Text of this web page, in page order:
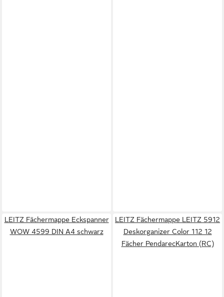
LEITZ Fächermappe Eckspanner
WOW 4599 DIN A4 schwarz
LEITZ Fächermappe LEITZ 5912
Deskorganizer Color 112 12
Fächer PendarecKarton (RC)